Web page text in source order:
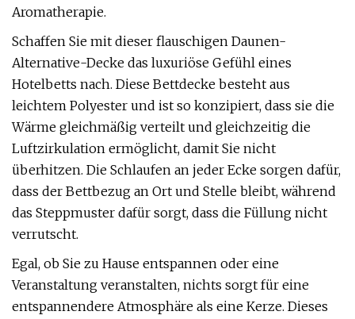
Aromatherapie.
Schaffen Sie mit dieser flauschigen Daunen-
Alternative-Decke das luxuriöse Gefühl eines
Hotelbetts nach. Diese Bettdecke besteht aus
leichtem Polyester und ist so konzipiert, dass sie die
Wärme gleichmäßig verteilt und gleichzeitig die
Luftzirkulation ermöglicht, damit Sie nicht
überhitzen. Die Schlaufen an jeder Ecke sorgen dafür,
dass der Bettbezug an Ort und Stelle bleibt, während
das Steppmuster dafür sorgt, dass die Füllung nicht
verrutscht.
Egal, ob Sie zu Hause entspannen oder eine
Veranstaltung veranstalten, nichts sorgt für eine
entspannendere Atmosphäre als eine Kerze. Dieses